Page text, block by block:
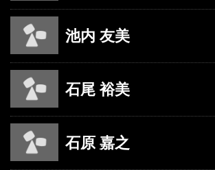
池内 友美
石尾 裕美
石原 嘉之